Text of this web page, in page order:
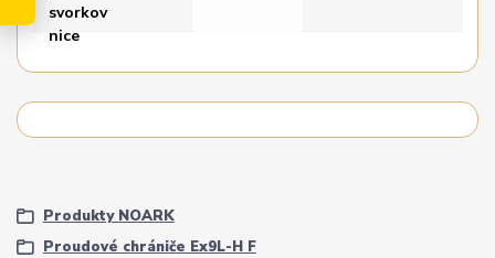
Produkty NOARK
Proudové chrániče Ex9L-H F